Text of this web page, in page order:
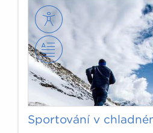
Sportování v